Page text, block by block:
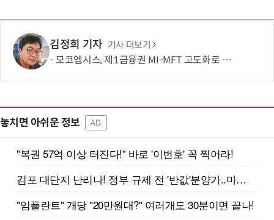
김정희 기자 기사 더보기
모코엠시스, 제1금융권 MI-MFT 고도화로 대규모 인프라 통합 역량 입증
놓치면 아쉬운 정보 AD